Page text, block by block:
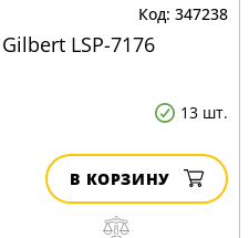
347238
LSP-7176
13 шт.
В КОРЗИНУ